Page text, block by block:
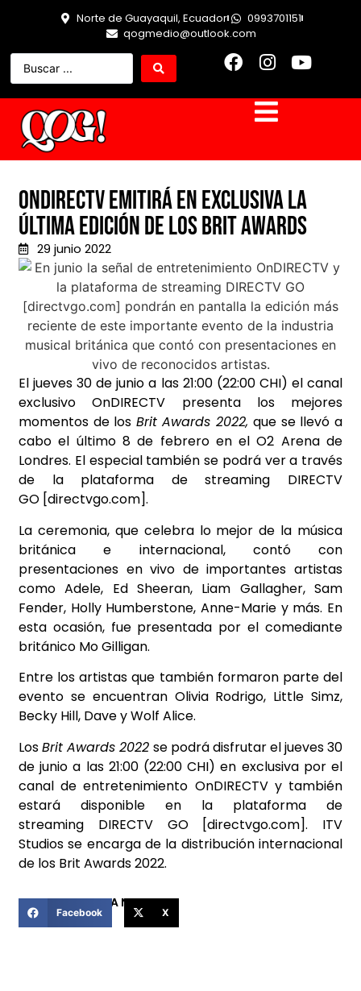
Norte de Guayaquil, Ecuador
0993701151
qogmedio@outlook.com
OnDIRECTV emitirá en exclusiva la
última edición de los Brit Awards
29 junio 2022
El jueves 30 de junio a las 21:00 (22:00 CHI) el canal
exclusivo OnDIRECTV presenta los mejores
momentos de los Brit Awards 2022,que se llevó a
cabo el último 8 de febrero en el O2 Arena de
Londres. El especial también se podrá ver a través
de la plataforma de streaming DIRECTV
GO [directvgo.com].
La ceremonia, que celebra lo mejor de la música
británica e internacional, contó con
presentaciones en vivo de importantes artistas
como Adele, Ed Sheeran, Liam Gallagher, Sam
Fender, Holly Humberstone, Anne-Marie y más. En
esta ocasión, fue presentada por el comediante
británico Mo Gilligan.
Entre los artistas que también formaron parte del
evento se encuentran Olivia Rodrigo, Little Simz,
Becky Hill, Dave y Wolf Alice.
LosBrit Awards 2022 se podrá disfrutar el jueves 30
de junio a las 21:00 (22:00 CHI) en exclusiva por el
canal de entretenimiento OnDIRECTV y también
estará disponible en la plataforma de
streaming DIRECTV GO[directvgo.com]. ITV
Studios se encarga de la distribución internacional
de los Brit Awards 2022.
COMPARTIR ESTA NOTICIA
Facebook X